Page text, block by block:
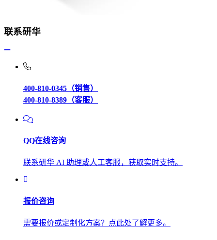
联系研华
400-810-0345（销售）
400-810-8389（客服）
QQ在线咨询
联系研华 AI 助理或人工客服，获取实时支持。
报价咨询
需要报价或定制化方案？点此处了解更多。